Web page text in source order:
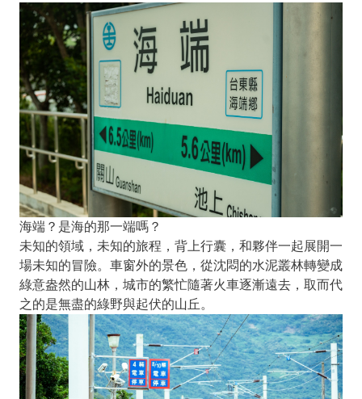
海端？是海的那一端嗎？
未知的領域，未知的旅程，背上行囊，和夥伴一起展開一
場未知的冒險。車窗外的景色，從沈悶的水泥叢林轉變成
綠意盎然的山林，城市的繁忙隨著火車逐漸遠去，取而代
之的是無盡的綠野與起伏的山丘。